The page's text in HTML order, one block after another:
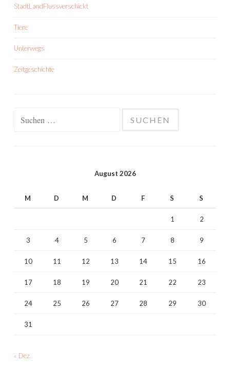
StadtLandFlussverschickt
Tiere
Unterwegs
Zeitgeschichte
August 2026
M D M D F S S
1 2
3 4 5 6 7 8 9
10 11 12 13 14 15 16
17 18 19 20 21 22 23
24 25 26 27 28 29 30
31
« Dez.